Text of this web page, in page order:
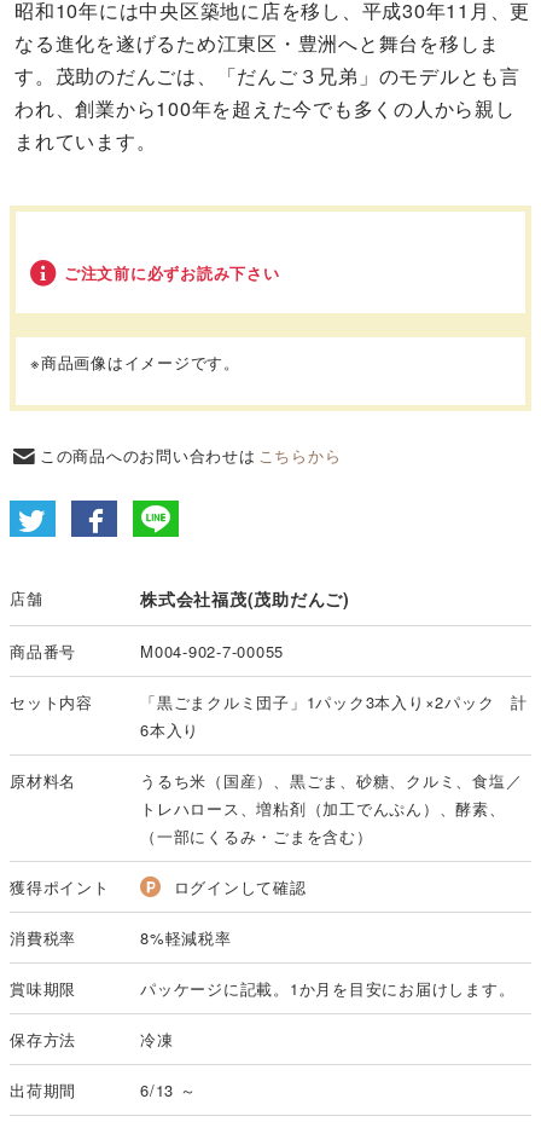
昭和10年には中央区築地に店を移し、平成30年11月、更
なる進化を遂げるため江東区・豊洲へと舞台を移しま
す。茂助のだんごは、「だんご３兄弟」のモデルとも言
われ、創業から100年を超えた今でも多くの人から親し
まれています。
ご注文前に必ずお読み下さい
※商品画像はイメージです。
この商品へのお問い合わせは こちらから
店舗 株式会社福茂(茂助だんご)
商品番号 M004-902-7-00055
セット内容
「黒ごまクルミ団子」1パック3本入り×2パック 計
6本入り
原材料名
うるち米（国産）、黒ごま、砂糖、クルミ、食塩／
トレハロース、増粘剤（加工でんぷん）、酵素、
（一部にくるみ・ごまを含む）
獲得ポイント ログインして確認
消費税率 8%軽減税率
賞味期限 パッケージに記載。1か月を目安にお届けします。
保存方法 冷凍
出荷期間 6/13 ～